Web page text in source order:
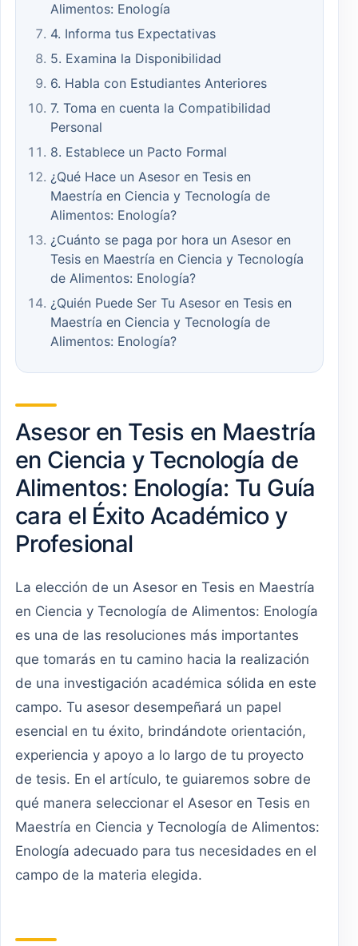
Alimentos: Enología
4. Informa tus Expectativas
5. Examina la Disponibilidad
6. Habla con Estudiantes Anteriores
7. Toma en cuenta la Compatibilidad
Personal
8. Establece un Pacto Formal
¿Qué Hace un Asesor en Tesis en
Maestría en Ciencia y Tecnología de
Alimentos: Enología?
¿Cuánto se paga por hora un Asesor en
Tesis en Maestría en Ciencia y Tecnología
de Alimentos: Enología?
¿Quién Puede Ser Tu Asesor en Tesis en
Maestría en Ciencia y Tecnología de
Alimentos: Enología?
Asesor en Tesis en Maestría
en Ciencia y Tecnología de
Alimentos: Enología: Tu Guía
cara el Éxito Académico y
Profesional
La elección de un Asesor en Tesis en Maestría
en Ciencia y Tecnología de Alimentos: Enología
es una de las resoluciones más importantes
que tomarás en tu camino hacia la realización
de una investigación académica sólida en este
campo. Tu asesor desempeñará un papel
esencial en tu éxito, brindándote orientación,
experiencia y apoyo a lo largo de tu proyecto
de tesis. En el artículo, te guiaremos sobre de
qué manera seleccionar el Asesor en Tesis en
Maestría en Ciencia y Tecnología de Alimentos:
Enología adecuado para tus necesidades en el
campo de la materia elegida.